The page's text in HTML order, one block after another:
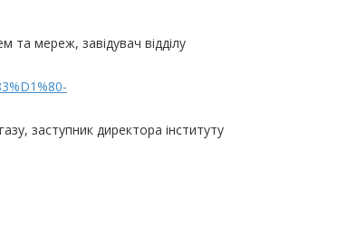
мереж, завідувач відділу
заступник директора інституту